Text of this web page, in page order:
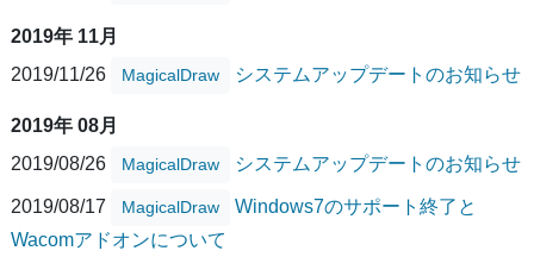
2019年 11月
2019/11/26
MagicalDraw システムアップデートのお知らせ
2019年 08月
2019/08/26
MagicalDraw システムアップデートのお知らせ
2019/08/17 MagicalDraw
Windows7のサポート終了と
Wacomアドオンについて